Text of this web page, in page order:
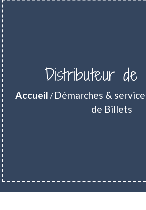
Distributeur de
Accueil / Démarches &
de Billets